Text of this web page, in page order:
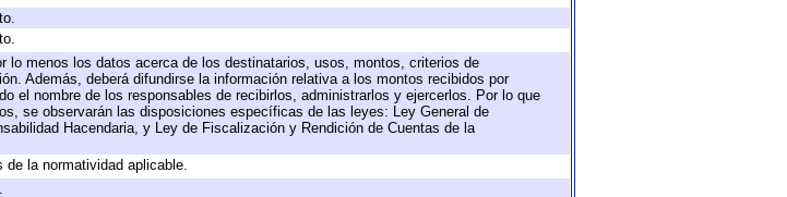
lo menos los datos acerca de los destinatarios, usos, montos, criterios de
Además, deberá difundirse la información relativa a los montos recibidos por
el nombre de los responsables de recibirlos, administrarlos y ejercerlos. Por lo que
se observarán las disposiciones específicas de las leyes: Ley General de
Hacendaria, y Ley de Fiscalización y Rendición de Cuentas de la
la normatividad aplicable.